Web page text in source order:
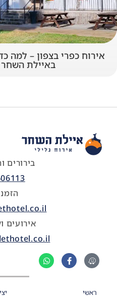
אירוח כפרי בצפון – למה
באיילת השחר
בירורים
אירועים
ראשי